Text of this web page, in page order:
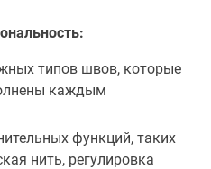
типов швов, которые
каждым
функций, таких
нить, регулировка